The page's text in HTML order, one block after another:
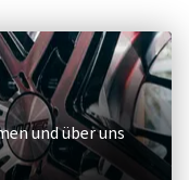
und über uns